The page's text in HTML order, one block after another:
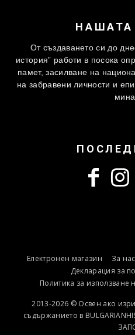
От създаването си до
история” работи в посока
памет, засилване на
на забравени личности и
Електронен магазин За нас
Декларация за
Политика за използване
2013-2026 © Освен ако
съдържанието в